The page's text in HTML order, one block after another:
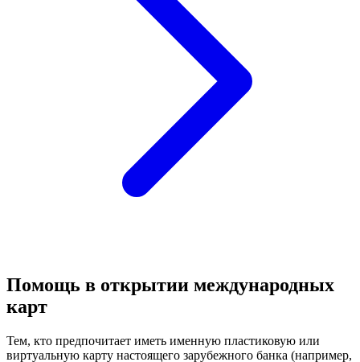
Помощь в открытии международных
карт
Тем, кто предпочитает иметь именную пластиковую или
виртуальную карту настоящего зарубежного банка (например,